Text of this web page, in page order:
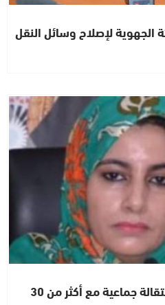
الجهوية لإصلاح وسائل النقل
زلزال سياسي بالعيون… استقالة جماعية مع أكثر من 30